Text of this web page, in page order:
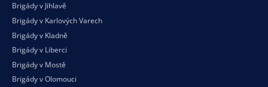
Brigády v Jihlavě
Brigády v Karlových Varech
Brigády v Kladně
Brigády v Liberci
Brigády v Mostě
Brigády v Olomouci